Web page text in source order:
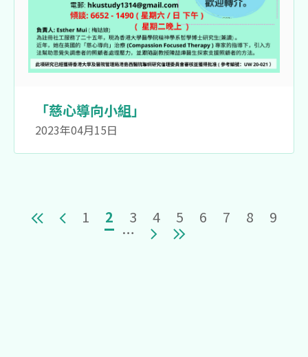
「慈心導向小組」
2023年04月15日
First pagePrevious page
頁面
1 目前頁面
2 頁面
3 頁面
4 頁面
5 頁面
6 頁面
7 頁面
8 頁面
9
… Next page
Last page